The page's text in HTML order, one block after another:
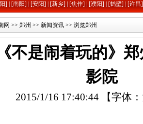
] [南阳] [安阳] [新乡] [焦作] [濮阳] [鹤壁] [许昌]
网 >> 郑州 >> 新闻资讯 >> 浏览郑州
不是闹着玩的》
影院
2015/1/16 17:40:44 【字体：